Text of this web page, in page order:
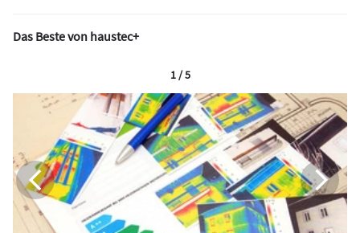
Das Beste von haustec+
1 / 5